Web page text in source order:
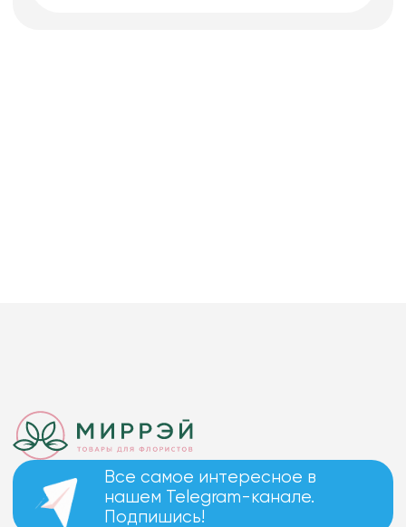
Все самое интересное в
нашем Telegram-канале.
Подпишись!